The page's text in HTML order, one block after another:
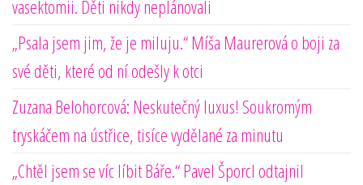
vasektomii. Děti nikdy neplánovali
„Psala jsem jim, že je miluju.“ Míša Maurerová o boji za
své děti, které od ní odešly k otci
Zuzana Belohorcová: Neskutečný luxus! Soukromým
tryskáčem na ústřice, tisíce vydělané za minutu
„Chtěl jsem se víc líbit Báře.“ Pavel Šporcl odtajnil